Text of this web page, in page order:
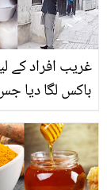
غریب افراد کے
باکس لگا دیا
باکس کیوں
والے بھی خوش